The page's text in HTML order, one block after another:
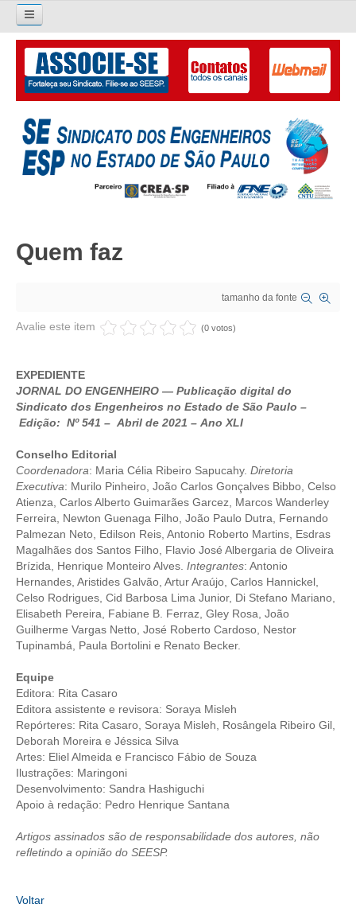
Pesquisar...
O SINDICATO
APRESENTAÇÃO
PALAVRA DO PRESIDENTE
LIVRO GESTÃO 2026-2029
GALERIA EX-PRESIDENTES
CRESCE BRASIL
CONSELHO TECNOLÓGICO
HISTÓRICO E ATUAÇÃO
COMPOSIÇÃO
CONSELHOS ASSESSORES
PERSONALIDADES DA TECNOLOGIA
NÚCLEO DA MULHER ENGENHEIRA
TRANSPARÊNCIA
JURÍDICO
CONSULTORIA
ACORDOS, CONVENÇÕES E DISSÍDIOS
CONTRIBUIÇÕES
CONTRIBUIÇÃO ASSISTENCIAL
CONTRIBUIÇÃO ASSOCIATIVA OU ANUIDADE DE SÓCIO
CONTRIBUIÇÃO SINDICAL URBANA
Quem faz
tamanho da fonte
Avalie este item (0 votos)
EXPEDIENTE
JORNAL DO ENGENHEIRO — Publicação digital do
Sindicato dos Engenheiros no Estado de São Paulo –
Edição: Nº 541 – Abril de 2021 – Ano XLI
Conselho Editorial
Coordenadora: Maria Célia Ribeiro Sapucahy. Diretoria
Executiva: Murilo Pinheiro, João Carlos Gonçalves Bibbo, Celso
Atienza, Carlos Alberto Guimarães Garcez, Marcos Wanderley
Ferreira, Newton Guenaga Filho, João Paulo Dutra, Fernando
Palmezan Neto, Edilson Reis, Antonio Roberto Martins, Esdras
Magalhães dos Santos Filho, Flavio José Albergaria de Oliveira
Brízida, Henrique Monteiro Alves. Integrantes: Antonio
Hernandes, Aristides Galvão, Artur Araújo, Carlos Hannickel,
Celso Rodrigues, Cid Barbosa Lima Junior, Di Stefano Mariano,
Elisabeth Pereira, Fabiane B. Ferraz, Gley Rosa, João
Guilherme Vargas Netto, José Roberto Cardoso, Nestor
Tupinambá, Paula Bortolini e Renato Becker.
Equipe
Editora: Rita Casaro
Editora assistente e revisora: Soraya Misleh
Repórteres: Rita Casaro, Soraya Misleh, Rosângela Ribeiro Gil,
Deborah Moreira e Jéssica Silva
Artes: Eliel Almeida e Francisco Fábio de Souza
Ilustrações: Maringoni
Desenvolvimento: Sandra Hashiguchi
Apoio à redação: Pedro Henrique Santana
Artigos assinados são de responsabilidade dos autores, não
refletindo a opinião do SEESP.
Voltar